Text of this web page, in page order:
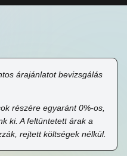
árajánlatot bevizsgálás
részére egyaránt 0%-os,
ki. A feltüntetett árak a
rejtett költségek nélkül.